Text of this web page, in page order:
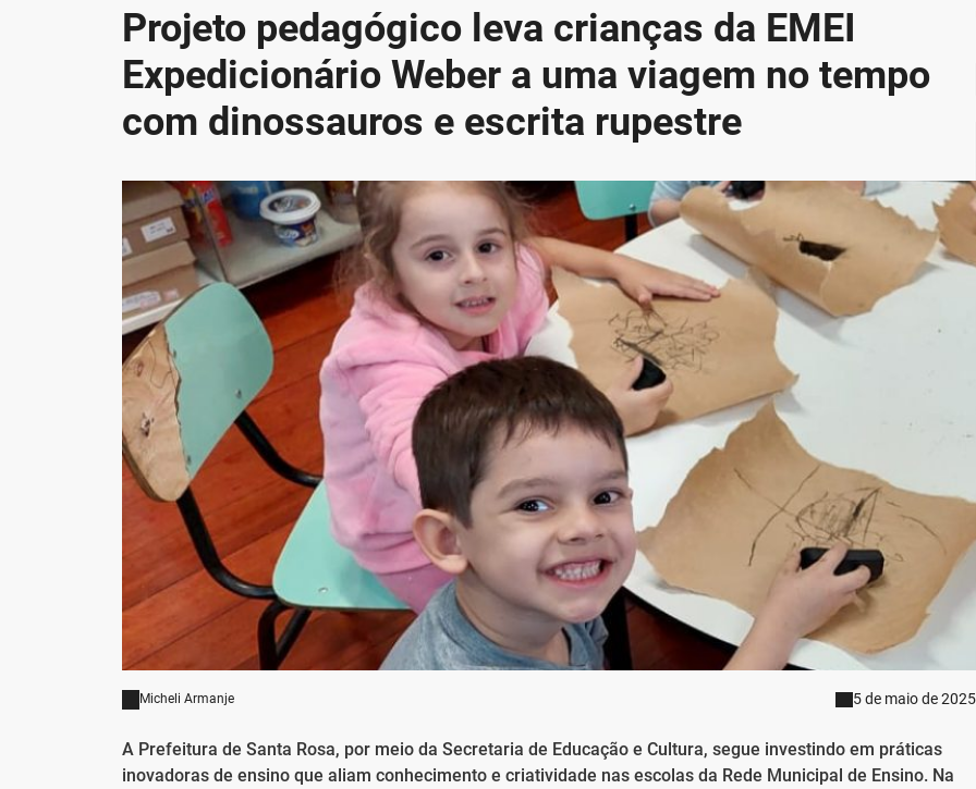
Projeto pedagógico leva crianças da EMEI
Expedicionário Weber a uma viagem no tempo
com dinossauros e escrita rupestre
Micheli Armanje 5 de maio de 2025
A Prefeitura de Santa Rosa, por meio da Secretaria de Educação e Cultura, segue investindo em práticas
inovadoras de ensino que aliam conhecimento e criatividade nas escolas da Rede Municipal de Ensino. Na